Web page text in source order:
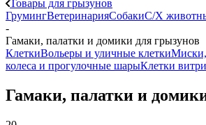
Товары для грызунов
ГрумингВетеринарияСобакиС/Х
-
Гамаки, палатки и домики для грызунов
КлеткиВольеры и уличные клеткиМиски,
колеса и прогулочные шарыКлетки
Гамаки, палатки и